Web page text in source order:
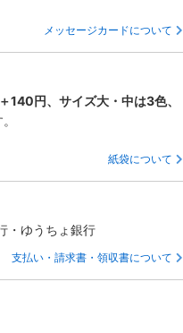
メッセージカードについて
140円、サイズ大・中は3色、
紙袋について
・ゆうちょ銀行
支払い・請求書・領収書について